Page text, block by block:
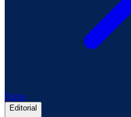
Foros
Editorial